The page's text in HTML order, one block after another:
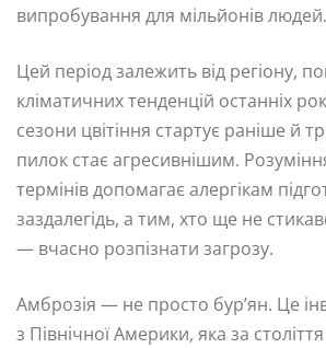
випробування для мільйонів людей.
Цей період залежить від регіону,
кліматичних тенденцій останніх
сезони цвітіння стартує раніше й
пилок стає агресивнішим.
термінів допомагає алергікам
заздалегідь, а тим, хто ще не
— вчасно розпізнати загрозу.
Амброзія — не просто бур’ян. Це
з Північної Америки, яка за